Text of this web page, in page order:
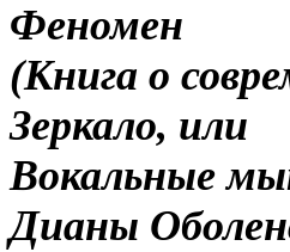
Феномен
(Книга о
Зеркало, или
Вокальные
Дианы